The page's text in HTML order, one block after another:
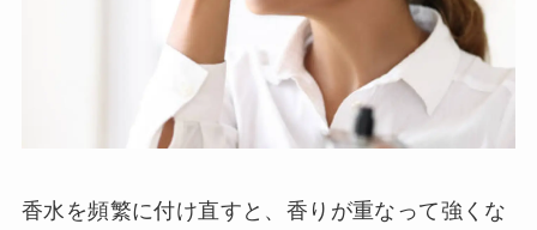
香水を頻繁に付け直すと、香りが重なって強くな